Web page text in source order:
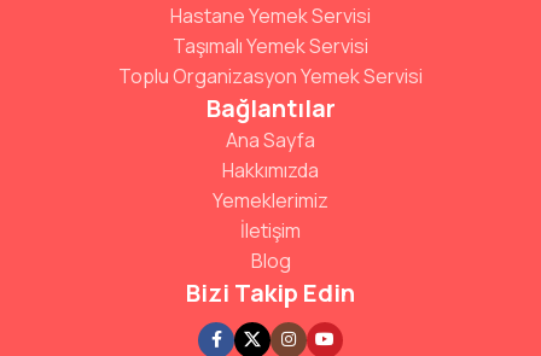
Hastane Yemek Servisi
Taşımalı Yemek Servisi
Toplu Organizasyon Yemek Servisi
Bağlantılar
Ana Sayfa
Hakkımızda
Yemeklerimiz
İletişim
Blog
Bizi Takip Edin